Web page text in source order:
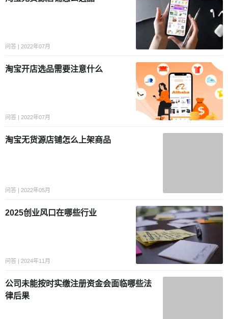
问答 | 2022年07月
淘宝开店选品需要注意什么
问答 | 2022年07月
淘宝无货源店铺怎么上架商品
问答 | 2022年05月
2025创业风口在哪些行业
问答 | 2024年11月
公司未能按时实缴注册资金会面临
哪些法律后果